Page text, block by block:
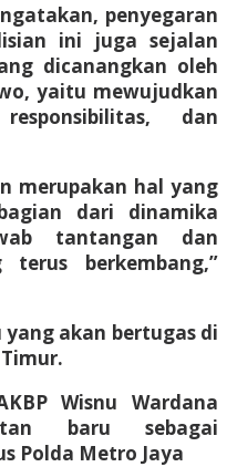
penyegaran
ini juga sejalan
dicanangkan oleh
yaitu mewujudkan
dan
merupakan hal yang
dari dinamika
tantangan dan
berkembang,”
akan bertugas di
Wisnu Wardana
baru sebagai
Polda Metro Jaya